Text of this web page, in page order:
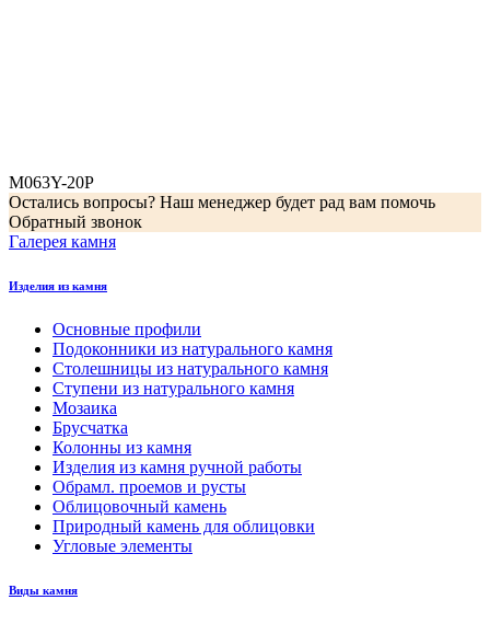
M063Y-20P
Остались вопросы? Наш менеджер будет рад вам помочь
Обратный звонок
Галерея камня
Изделия из камня
Основные профили
Подоконники из натурального камня
Столешницы из натурального камня
Ступени из натурального камня
Мозаика
Брусчатка
Колонны из камня
Изделия из камня ручной работы
Обрамл. проемов и русты
Облицовочный камень
Природный камень для облицовки
Угловые элементы
Виды камня